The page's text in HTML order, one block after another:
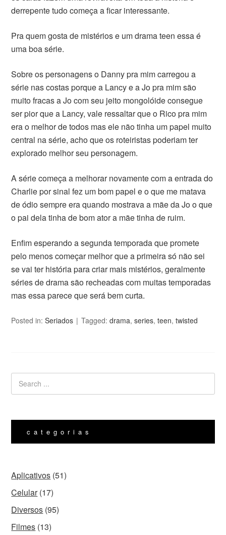
derrepente tudo começa a ficar interessante.
Pra quem gosta de mistérios e um drama teen essa é
uma boa série.
Sobre os personagens o Danny pra mim carregou a
série nas costas porque a Lancy e a Jo pra mim são
muito fracas a Jo com seu jeito mongolóide consegue
ser pior que a Lancy, vale ressaltar que o Rico pra mim
era o melhor de todos mas ele não tinha um papel muito
central na série, acho que os roteiristas poderiam ter
explorado melhor seu personagem.
A série começa a melhorar novamente com a entrada do
Charlie por sinal fez um bom papel e o que me matava
de ódio sempre era quando mostrava a mãe da Jo o que
o pai dela tinha de bom ator a mãe tinha de ruim.
Enfim esperando a segunda temporada que promete
pelo menos começar melhor que a primeira só não sei
se vai ter história para criar mais mistérios, geralmente
séries de drama são recheadas com muitas temporadas
mas essa parece que será bem curta.
Posted in:Seriados Tagged:drama,series,teen,twisted
categorias
Aplicativos (51)
Celular(17)
Diversos (95)
Filmes (13)